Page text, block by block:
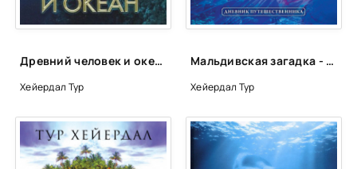
Древний человек и океан - Тур Хейердал
Хейердал Тур
Мальдивская загадка - Тур Хейердал
Хейердал Тур